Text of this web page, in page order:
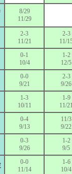
8/29
11/29
2-3
11/21
2-3
11/
0-1
10/4
1-2
12/5
0-0
9/21
2-3
9/26
1-3
10/11
1-9
11/
0-4
9/13
11/3
9/22
0-3
9/26
1-2
9/5
0-0
11/14
1-6
10/4